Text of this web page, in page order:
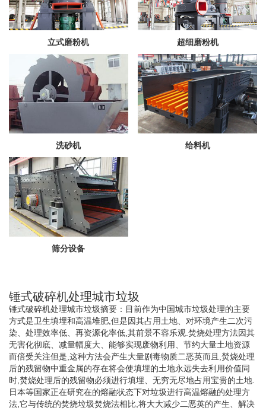
立式磨粉机 超细磨粉机
洗砂机 给料机
筛分设备
锤式破碎机处理城市垃圾
锤式破碎机处理城市垃圾摘要：目前作为中国城市垃圾处理的主要
方式是卫生填埋和高温堆肥,但是因其占用土地、对环境产生二次污
染、处理效率低、再资源化率低,其前景不容乐观.焚烧处理方法因其
无害化彻底、减量幅度大、能够实现废物利用、节约大量土地资源
而倍受关注但是,这种方法会产生大量剧毒物质二恶英而且,焚烧处理
后的残留物中重金属的存在将会使填埋的土地永远失去利用价值同
时,焚烧处理后的残留物必须进行填埋、无穷无尽地占用宝贵的土地.
日本等国家正在研究在的熔融状态下对垃圾进行高温熔融的处理方
法,它与传统的焚烧垃圾焚烧法相比,将大大减少二恶英的产生、解决